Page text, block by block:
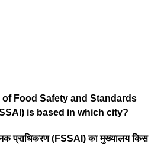
of Food Safety and Standards
is based in which city?
प्राधिकरण (FSSAI) का मुख्यालय किस